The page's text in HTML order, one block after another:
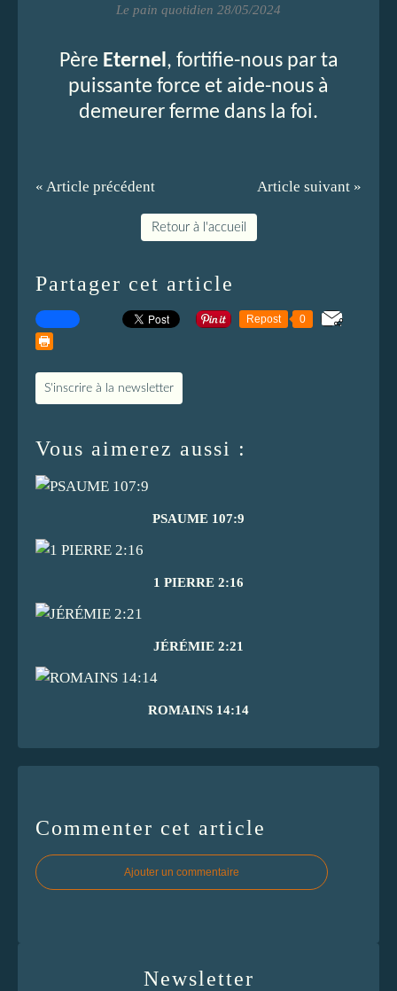
Le pain quotidien 28/05/2024
Père Eternel , fortifie-nous par ta
puissante force et aide-nous à
demeurer ferme dans la foi.
« Article précédent Article suivant »
Retour à l'accueil
Partager cet article
Repost 0
S'inscrire à la newsletter
Vous aimerez aussi :
PSAUME 107:9
1 PIERRE 2:16
JÉRÉMIE 2:21
ROMAINS 14:14
Commenter cet article
Ajouter un commentaire
Newsletter